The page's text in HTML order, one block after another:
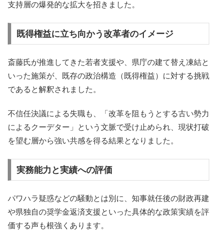
支持層の爆発的な拡大を招きました。
既得権益に立ち向かう改革者のイメージ
斎藤氏が推進してきた若者支援や、県庁の建て替え凍結と
いった施策が、既存の政治構造（既得権益）に対する挑戦
であると解釈されました。
不信任決議による失職も、「改革を阻もうとする古い勢力
によるクーデター」という文脈で受け止められ、現状打破
を望む層から強い共感を得る結果となりました。
実務能力と実績への評価
パワハラ疑惑などの騒動とは別に、知事就任後の財政再建
や県独自の奨学金返済支援といった具体的な政策実績を評
価する声も根強くあります。